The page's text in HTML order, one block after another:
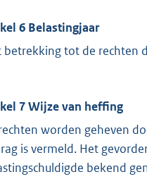
6 Belastingjaar
betrekking tot de rechten
7 Wijze van heffing
worden geheven
is vermeld. Het
bekend